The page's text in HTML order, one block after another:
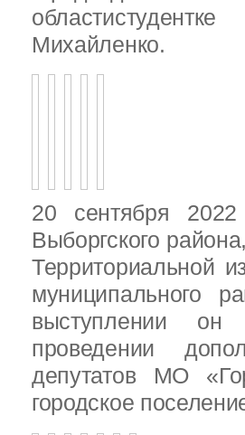
Михайленко.
20 сентября 2022
Выборгского
Территориальной
муниципального
выступлении он
проведении
депутатов МО
городское